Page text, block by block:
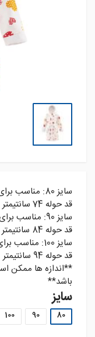
قد حوله 74 سانتیمتر
قد حوله 84 سانتیمتر
قد حوله 94 سانتیمتر
باشد**
سایز
80
90
100